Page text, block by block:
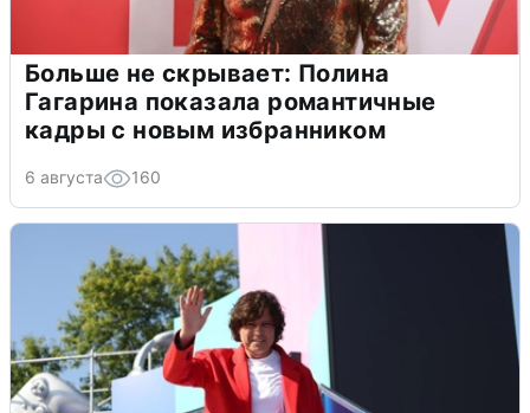
Больше не скрывает: Полина
Гагарина показала романтичные
кадры с новым избранником
6 августа 160